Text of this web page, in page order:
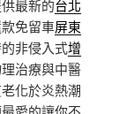
最新的台北
免留車屏東
非侵入式增
治療與中醫
化於炎熱潮